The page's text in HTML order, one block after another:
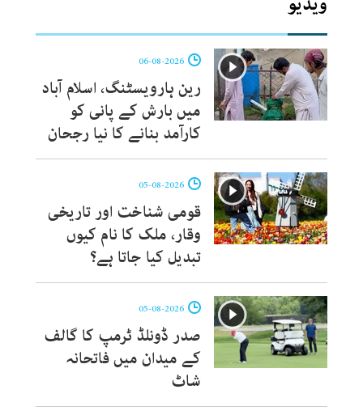
رین ہارویسٹنگ، اسلام آباد
میں بارش کے پانی کو
کارآمد بنانے کا نیا رجحان
قومی شناخت اور تاریخی
وقار، ملک کا نام کیوں
تبدیل کیا جاتا ہے؟
صدر ڈونلڈ ٹرمپ کا گالف
کے میدان میں فاتحانہ
شاٹ